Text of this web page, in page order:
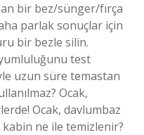
bir bez/sünger/fırça
parlak sonuçlar için
bir bezle silin.
test
uzun süre temastan
Ocak,
Ocak, davlumbaz
kabin ne ile temizlenir?